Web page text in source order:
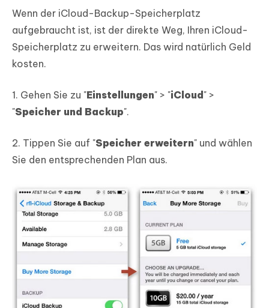
Wenn der iCloud-Backup-Speicherplatz
aufgebraucht ist, ist der direkte Weg, Ihren iCloud-
Speicherplatz zu erweitern. Das wird natürlich Geld
kosten.
1. Gehen Sie zu "Einstellungen" > "iCloud " >
"Speicher und Backup".
2. Tippen Sie auf "Speicher erweitern" und wählen
Sie den entsprechenden Plan aus.